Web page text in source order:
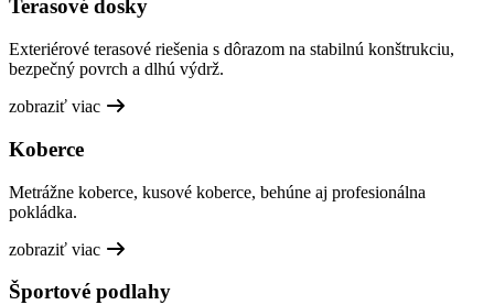
Terasové dosky
Exteriérové terasové riešenia s dôrazom na stabilnú konštrukciu,
bezpečný povrch a dlhú výdrž.
zobraziť viac
Koberce
Metrážne koberce, kusové koberce, behúne aj profesionálna
pokládka.
zobraziť viac
Športové podlahy